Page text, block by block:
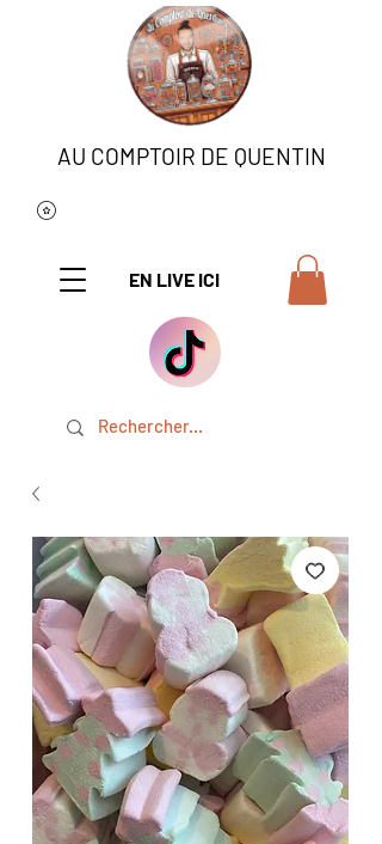
EN LIVE ICI
AU COMPTOIR DE QUENTIN